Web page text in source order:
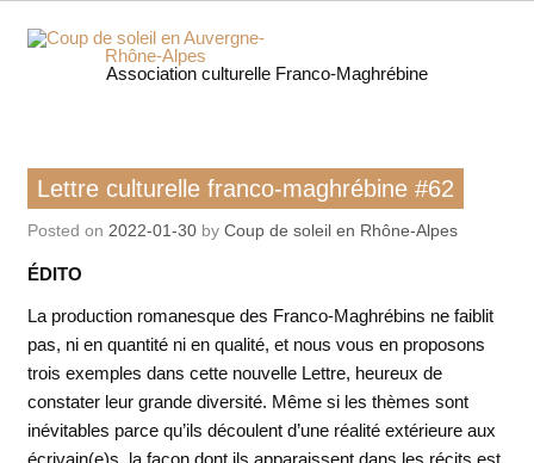
Skip
content
Coup
Association culturelle Franco-Maghrébine
Lettre culturelle franco-maghrébine
Lettre culturelle franco-maghrébine #62
Posted on 2022-01-30by Coup de soleil en Rhône-Alpes
ÉDITO
La production romanesque des Franco-Maghrébins ne faiblit
pas, ni en quantité ni en qualité, et nous vous en proposons
trois exemples dans cette nouvelle Lettre, heureux de
constater leur grande diversité. Même si les thèmes sont
inévitables parce qu’ils découlent d’une réalité extérieure aux